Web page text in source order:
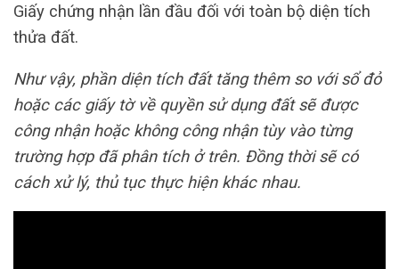
Giấy chứng nhận lần đầu đối với toàn bộ diện tích
thửa đất.
Như vậy, phần diện tích đất tăng thêm so với sổ đỏ
hoặc các giấy tờ về quyền sử dụng đất sẽ được
công nhận hoặc không công nhận tùy vào từng
trường hợp đã phân tích ở trên. Đồng thời sẽ có
cách xử lý, thủ tục thực hiện khác nhau.